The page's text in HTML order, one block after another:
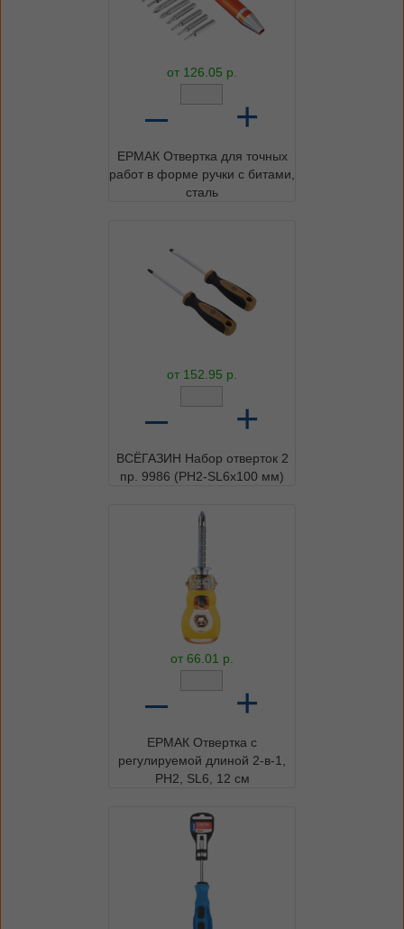
от 126.05 р.
– +
ЕРМАК Отвертка для точных
работ в форме ручки с битами,
сталь
от 152.95 р.
– +
ВСЁГАЗИН Набор отверток 2
пр. 9986 (PH2-SL6х100 мм)
от 66.01 р.
– +
ЕРМАК Отвертка с
регулируемой длиной 2-в-1,
PH2, SL6, 12 см